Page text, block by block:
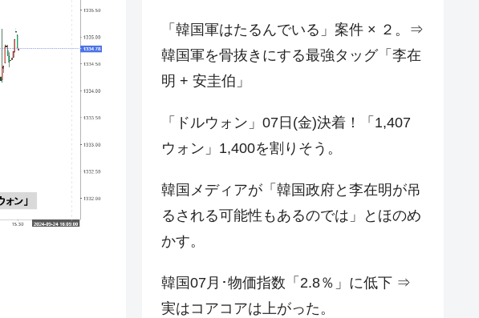
「韓国軍はたるんでいる」案件 × ２。⇒
韓国軍を骨抜きにする最強タッグ「李在
明 + 安圭伯」
「ドルウォン」07日(金)決着！「1,407
ウォン」1,400を割りそう。
韓国メディアが「韓国政府と李在明が吊
るされる可能性もあるのでは」とほのめ
かす。
韓国07月･物価指数「2.8％」に低下 ⇒
実はコアコアは上がった。